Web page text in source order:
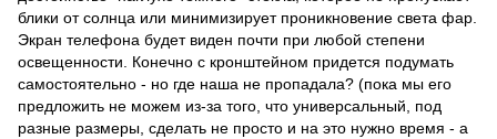
блики от солнца или минимизирует проникновение света фар.
Экран телефона будет виден почти при любой степени
освещенности. Конечно с кронштейном придется подумать
самостоятельно - но где наша не пропадала? (пока мы его
предложить не можем из-за того, что универсальный, под
разные размеры, сделать не просто и на это нужно время - а